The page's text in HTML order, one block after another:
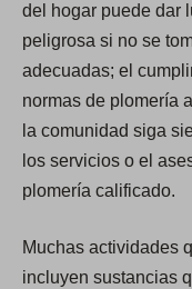
del hogar puede dar
peligrosa si no se
adecuadas; el
normas de plomería
la comunidad siga
los servicios o el
plomería calificado.
Muchas actividades
incluyen sustancias